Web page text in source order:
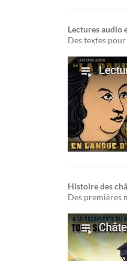
Lectures audio
Des textes
Histoire des
Des premières